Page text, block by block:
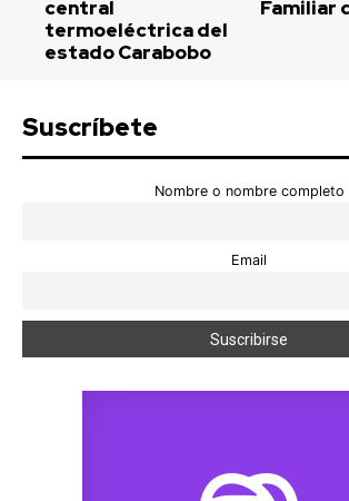
central
termoeléctrica del
estado Carabobo
Familiar
Suscríbete
Nombre o nombre completo
Email